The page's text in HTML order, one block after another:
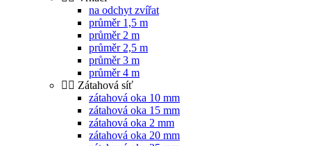
na odchyt zvířat
průměr 1,5 m
průměr 2 m
průměr 2,5 m
průměr 3 m
průměr 4 m
Zátahová síť
zátahová oka 10 mm
zátahová oka 15 mm
zátahová oka 2 mm
zátahová oka 20 mm